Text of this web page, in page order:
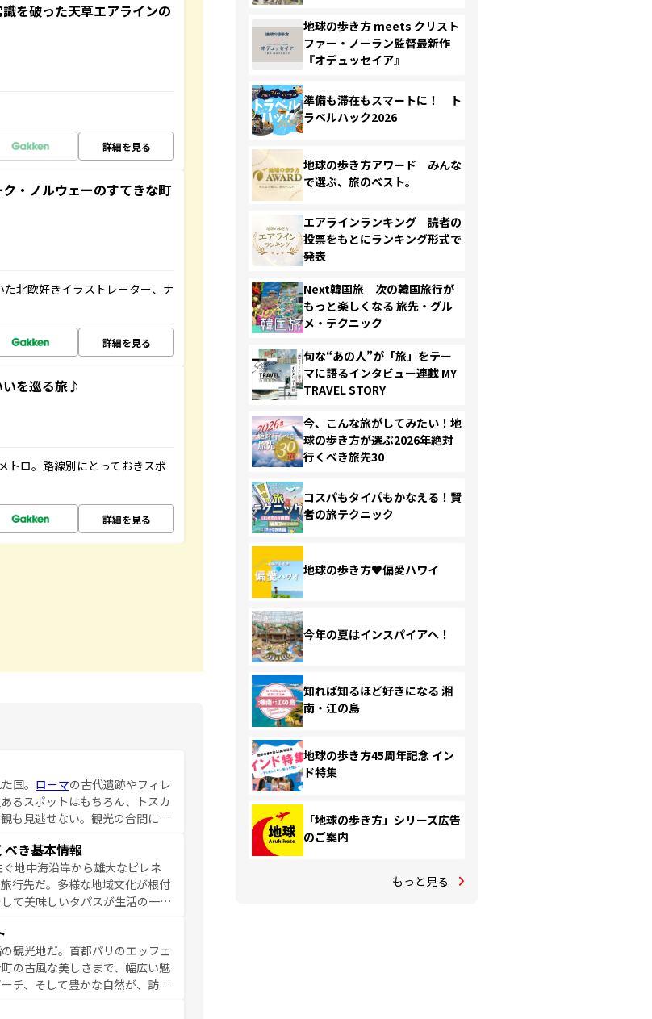
を破った天草エアラインの
詳細を見る
・ノルウェーのすてきな町
北欧好きイラストレーター、ナ
詳細を見る
を巡る旅♪
トロ。路線別にとっておきスポ
詳細を見る
国。 ローマの古代遺跡やフィレ
るスポットはもちろん、トスカ
も見逃せない。観光の合間に
れられない旅をしてみよう！
。
べき基本情報
地中海沿岸から雄大なピレネ
行先だ。多様な地域文化が根付
て美味しいタパスが生活の一部
チリゾートまで多彩な表情を見
る人を魅了する。 なお、
観光地だ。首都パリのエッフェ
の古風な美しさまで、幅広い魅
チ、そして豊かな自然が、訪れ
地球の歩き方 meets クリスト
ファー・ノーラン監督最新作
『オデュッセイア』
準備も滞在もスマートに！ ト
ラベルハック2026
地球の歩き方アワード みんな
で選ぶ、旅のベスト。
エアラインランキング 読者の
投票をもとにランキング形式で
発表
Next韓国旅 次の韓国旅行が
もっと楽しくなる 旅先・グル
メ・テクニック
旬な“あの人”が「旅」をテー
マに語るインタビュー連載 MY
TRAVEL STORY
今、こんな旅がしてみたい！地
球の歩き方が選ぶ2026年絶対
行くべき旅先30
コスパもタイパもかなえる！賢
者の旅テクニック
地球の歩き方♥偏愛ハワイ
今年の夏はインスパイアへ！
知れば知るほど好きになる 湘
南・江の島
地球の歩き方45周年記念 イン
ド特集
「地球の歩き方」シリーズ広告
のご案内
もっと見る